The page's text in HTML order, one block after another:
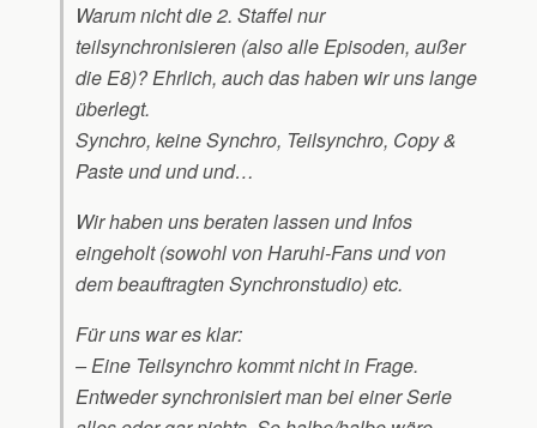
Warum nicht die 2. Staffel nur
teilsynchronisieren (also alle Episoden, außer
die E8)? Ehrlich, auch das haben wir uns lange
überlegt.
Synchro, keine Synchro, Teilsynchro, Copy &
Paste und und und…
Wir haben uns beraten lassen und Infos
eingeholt (sowohl von Haruhi-Fans und von
dem beauftragten Synchronstudio) etc.
Für uns war es klar:
– Eine Teilsynchro kommt nicht in Frage.
Entweder synchronisiert man bei einer Serie